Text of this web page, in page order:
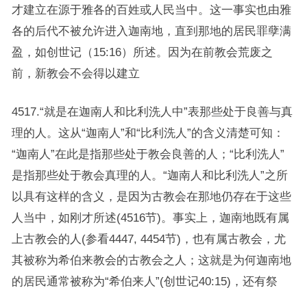
才建立在源于雅各的百姓或人民当中。这一事实也由雅
各的后代不被允许进入迦南地，直到那地的居民罪孽满
盈，如创世记（15:16）所述。因为在前教会荒废之
前，新教会不会得以建立
4517.“就是在迦南人和比利洗人中”表那些处于良善与真
理的人。这从“迦南人”和“比利洗人”的含义清楚可知：
“迦南人”在此是指那些处于教会良善的人；“比利洗人”
是指那些处于教会真理的人。“迦南人和比利洗人”之所
以具有这样的含义，是因为古教会在那地仍存在于这些
人当中，如刚才所述(4516节)。事实上，迦南地既有属
上古教会的人(参看4447, 4454节)，也有属古教会，尤
其被称为希伯来教会的古教会之人；这就是为何迦南地
的居民通常被称为“希伯来人”(创世记40:15)，还有祭